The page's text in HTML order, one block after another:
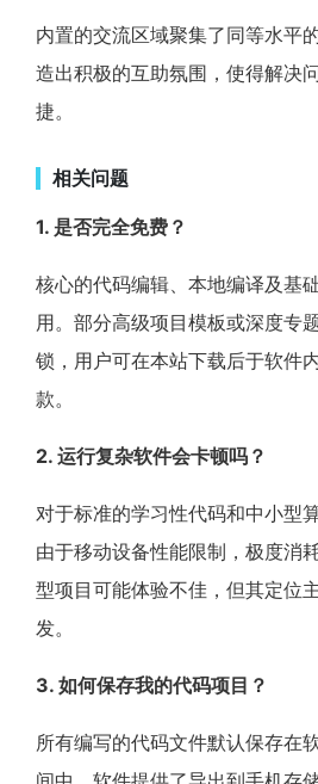
内置的交流区域聚集了同等水平
造出积极的互助氛围，使得解决
捷。
相关问题
1. 是否完全免费？
核心的代码编辑、本地编译及基
用。部分高级项目模板或深度专
锁，用户可在本站下载后于软件
款。
2. 运行复杂软件会卡顿吗？
对于标准的学习性代码和中小型
由于移动设备性能限制，极度消
型项目可能体验不佳，但其定位
发。
3. 如何保存我的代码项目？
所有编写的代码文件默认保存在